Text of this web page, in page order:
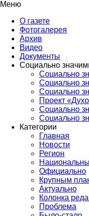
Меню
О газете
Фотогалерея
Архив
Видео
Документы
Социально
Социально
Социально
Социально
Проект
Социально
Социально
Категории
Главная
Новости
Регион
Официально
Крупным
Актуально
Колонка
Проблема